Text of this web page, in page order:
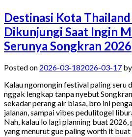
Destinasi Kota
Dikunjungi Saat Ingin
Serunya Songkran 2026
Posted on 2026-03-182026-03-17 by
Kalau ngomongin festival paling seru
nggak lengkap tanpa nyebut
sekadar perang air biasa, bro ini
jalanan, sampai vibes pedulitogel
Nah, kalau lo lagi planning buat
yang menurut gue paling worth it buat